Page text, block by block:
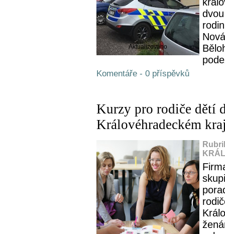
Aktualizováno
Komentáře - 0 příspěvků
Kurzy pro rodiče dětí
Královéhradeckém